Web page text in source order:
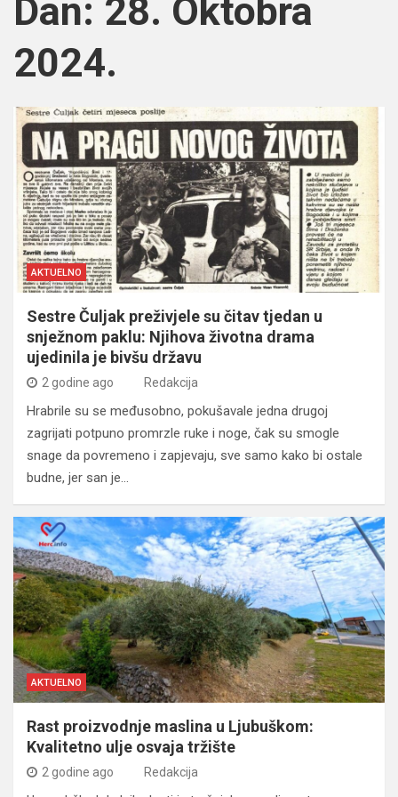
Dan: 28. Oktobra
2024.
AKTUELNO
Sestre Čuljak preživjele su čitav tjedan u
snježnom paklu: Njihova životna drama
ujedinila je bivšu državu
2 godine ago Redakcija
Hrabrile su se međusobno, pokušavale jedna drugoj
zagrijati potpuno promrzle ruke i noge, čak su smogle
snage da povremeno i zapjevaju, sve samo kako bi ostale
budne, jer san je…
AKTUELNO
Rast proizvodnje maslina u Ljubuškom:
Kvalitetno ulje osvaja tržište
2 godine ago Redakcija